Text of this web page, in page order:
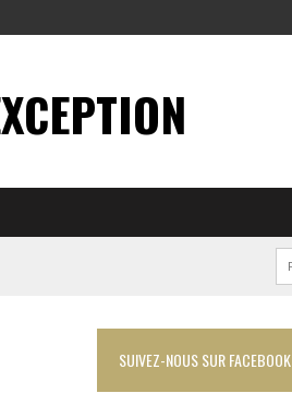
SUIVEZ-NOUS SUR FACEBOOK